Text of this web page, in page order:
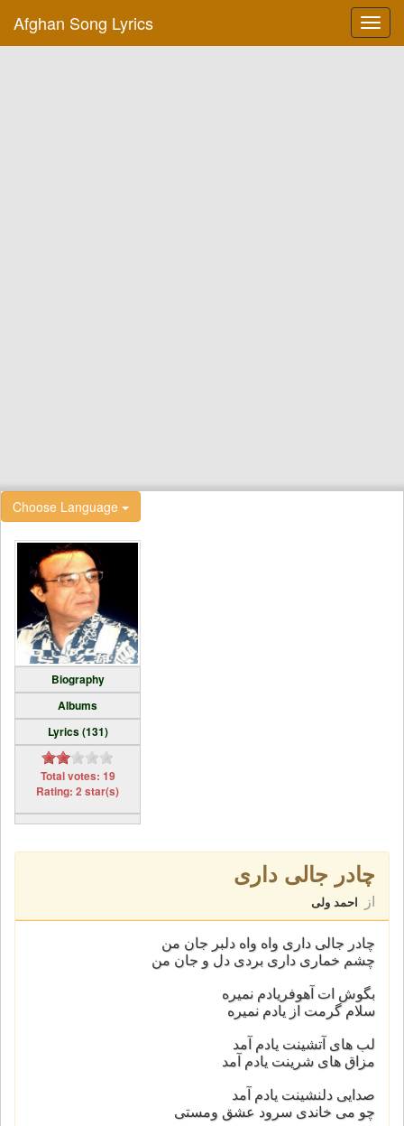
Afghan Song Lyrics
Choose Language
Biography
Albums
Lyrics (131)
Total votes: 19
Rating: 2 star(s)
چادر جالی داری
از احمد ولی
چادر جالی داری واه واه دلبر جان من
چشم خماری داری بردی دل و جان من
بگوش ات آهوفریادم نمیره
سلام گرمت از یادم نمیره
لب های آتشینت یادم آمد
مزاق های شرینت یادم آمد
صدایی دلنشینت یادم آمد
چو می خاندی سرود عشق ومستی